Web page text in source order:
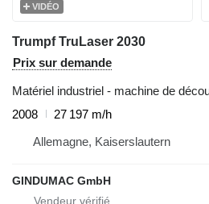
VIDÉO
Trumpf TruLaser 2030
Prix sur demande
Matériel industriel - machine de
2008
27 197 m/h
Allemagne, Kaiserslautern
GINDUMAC GmbH